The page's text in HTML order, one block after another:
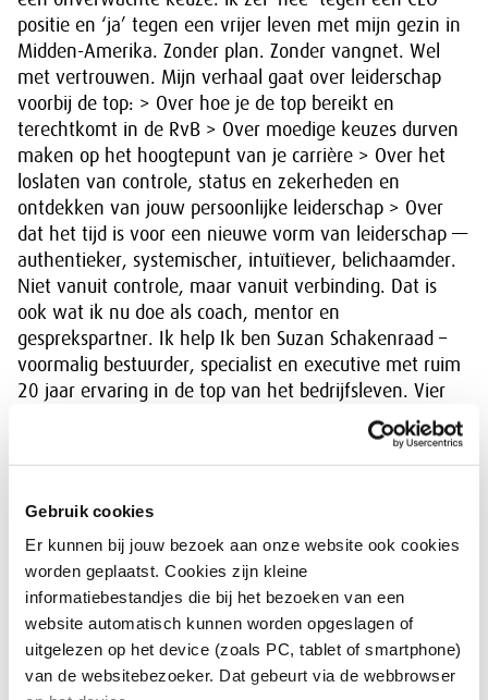
Gebruik cookies
Er kunnen bij jouw bezoek aan onze website ook cookies
worden geplaatst. Cookies zijn kleine
informatiebestandjes die bij het bezoeken van een
website automatisch kunnen worden opgeslagen of
uitgelezen op het device (zoals PC, tablet of smartphone)
van de websitebezoeker. Dat gebeurt via de webbrowser
positie en ‘ja’ tegen een vrijer leven met mijn gezin in
Midden-Amerika. Zonder plan. Zonder vangnet. Wel
met vertrouwen. Mijn verhaal gaat over leiderschap
voorbij de top: > Over hoe je de top bereikt en
terechtkomt in de RvB > Over moedige keuzes durven
maken op het hoogtepunt van je carrière > Over het
loslaten van controle, status en zekerheden en
ontdekken van jouw persoonlijke leiderschap > Over
dat het tijd is voor een nieuwe vorm van leiderschap —
authentieker, systemischer, intuïtiever, belichaamder.
Niet vanuit controle, maar vanuit verbinding. Dat is
ook wat ik nu doe als coach, mentor en
gesprekspartner. Ik help Ik ben Suzan Schakenraad –
voormalig bestuurder, specialist en executive met ruim
20 jaar ervaring in de top van het bedrijfsleven. Vier
jaar geleden maakte ik een onverwachte keuze: ik zei
‘nee’ tegen een CEO-positie en ‘ja’ tegen een vrijer
leven met mijn gezin in Midden-Amerika. Zonder plan.
gaat over leiderschap voorbij de top: > Over hoe je de
top bereikt en terechtkomt in de RvB > Over moedige
keuzes durven maken op het hoogtepunt van je
carrière > Over het loslaten van controle, status en
zekerheden en ontdekken van jouw persoonlijke
leiderschap > Over dat het tijd is voor een nieuwe vorm
van leiderschap — systemischer, intuïtiever,